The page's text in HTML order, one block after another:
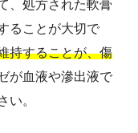
、処方された軟膏
ることが大切で
持することが、傷
が血液や滲出液で
い。